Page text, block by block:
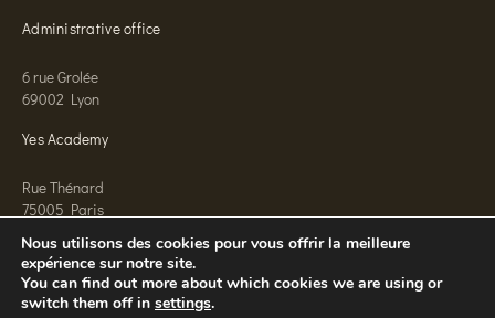
Administrative office
6 rue Grolée
69002 Lyon
Yes Academy
Rue Thénard
75005 Paris
Nous utilisons des cookies pour vous offrir la meilleure
expérience sur notre site.
You can find out more about which cookies we are using or
switch them off in settings.